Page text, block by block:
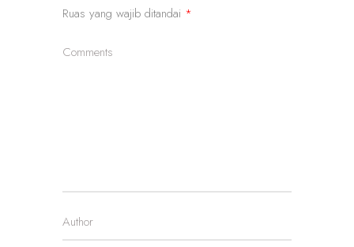
Ruas yang wajib ditandai *